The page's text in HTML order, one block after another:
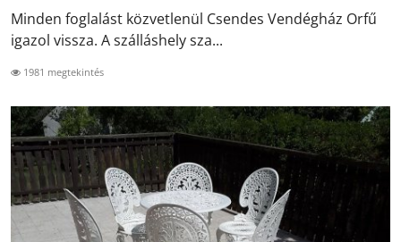
Minden foglalást közvetlenül Csendes Vendégház Orfű
igazol vissza. A szálláshely sza...
1981 megtekintés